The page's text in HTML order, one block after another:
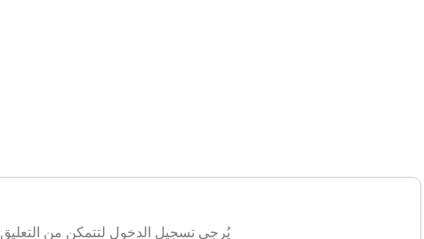
يُرجى تسجيل الدخول لتتمكن من التعليق